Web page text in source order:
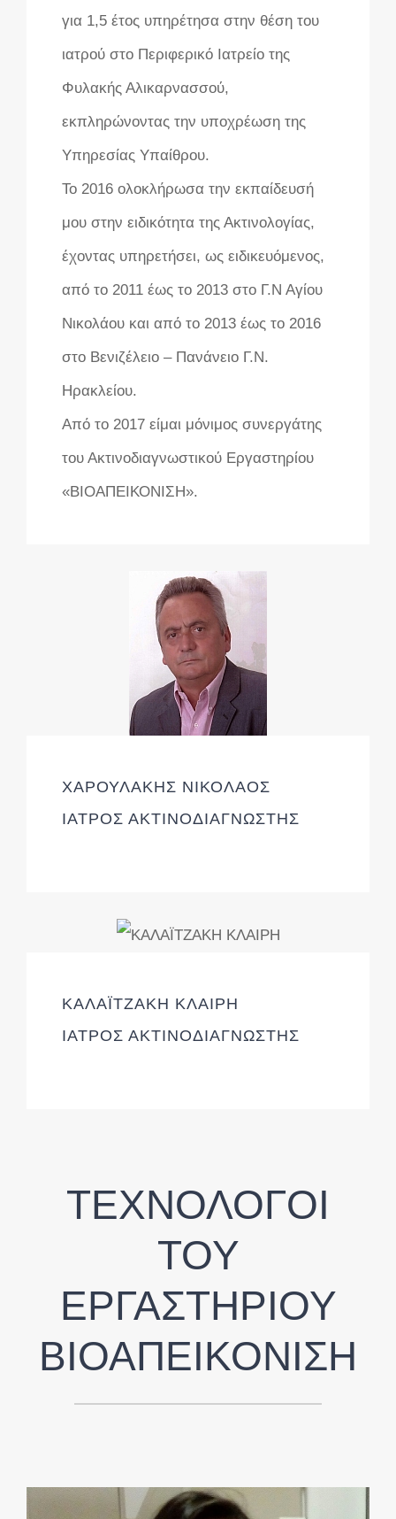
για 1,5 έτος υπηρέτησα στην θέση του
ιατρού στο Περιφερικό Ιατρείο της
Φυλακής Αλικαρνασσού,
εκπληρώνοντας την υποχρέωση της
Υπηρεσίας Υπαίθρου.
Το 2016 ολοκλήρωσα την εκπαίδευσή
μου στην ειδικότητα της Ακτινολογίας,
έχοντας υπηρετήσει, ως ειδικευόμενος,
από το 2011 έως το 2013 στο Γ.Ν Αγίου
Νικολάου και από το 2013 έως το 2016
στο Βενιζέλειο – Πανάνειο Γ.Ν.
Ηρακλείου.
Από το 2017 είμαι μόνιμος συνεργάτης
του Ακτινοδιαγνωστικού Εργαστηρίου
«ΒΙΟΑΠΕΙΚΟΝΙΣΗ».
ΧΑΡΟΥΛΑΚΗΣ ΝΙΚΟΛΑΟΣ
ΙΑΤΡΟΣ ΑΚΤΙΝΟΔΙΑΓΝΩΣΤΗΣ
ΚΑΛΑΪΤΖΑΚΗ ΚΛΑΙΡΗ
ΙΑΤΡΟΣ ΑΚΤΙΝΟΔΙΑΓΝΩΣΤΗΣ
ΤΕΧΝΟΛΟΓΟΙ
ΤΟΥ
ΕΡΓΑΣΤΗΡΙΟΥ
ΒΙΟΑΠΕΙΚΟΝΙΣΗ